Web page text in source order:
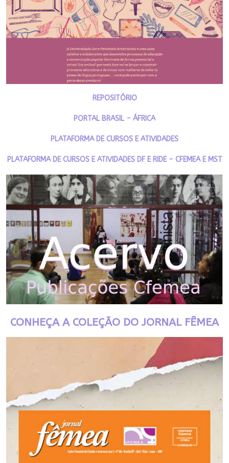
REPOSITÓRIO
PORTAL BRASIL - ÁFRICA
PLATAFORMA DE CURSOS E ATIVIDADES
PLATAFORMA DE CURSOS E ATIVIDADES DF E RIDE - CFEMEA E MST
CONHEÇA A COLEÇÃO DO JORNAL FÊMEA